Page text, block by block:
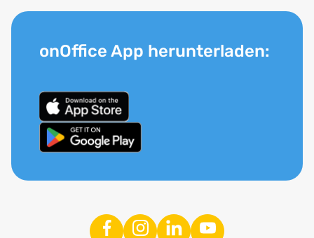
onOffice App herunterladen: